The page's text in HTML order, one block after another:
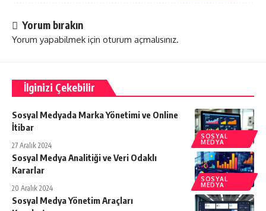
Yorum bırakın
Yorum yapabilmek için oturum açmalısınız.
İlginizi Çekebilir
SOSYAL
MEDYA
Sosyal Medyada Marka Yönetimi ve Online
İtibar
27 Aralık 2024
SOSYAL
MEDYA
Sosyal Medya Analitiği ve Veri Odaklı
Kararlar
20 Aralık 2024
Sosyal Medya Yönetim Araçları